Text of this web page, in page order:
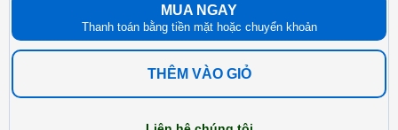
MUA NGAY
Thanh toán bằng tiền mặt hoặc chuyển khoản
THÊM VÀO GIỎ